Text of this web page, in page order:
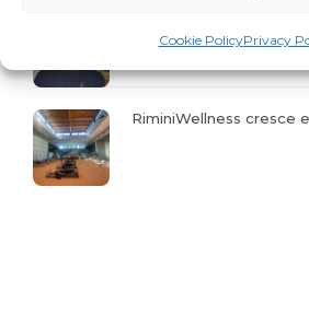
Cookie PolicyPrivacy
RiminiWellness cresce